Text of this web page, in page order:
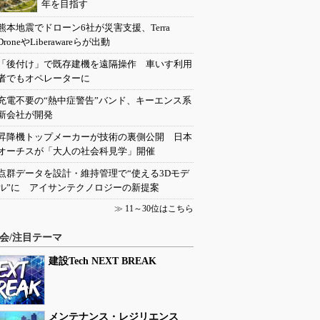
年を目指す
本地震でドローン6社が災害支援、Terra
やLiberawareらが出動
後付け」で既存建機を遠隔操作 車いす利用
でもオペレーターに
電不要の“熱中症警告”バンド、キーエンス系
会社が開発
降機トップメーカーが技術の裏側公開 日本
ーチスが「大人の社会科見学」開催
群データを設計・維持管理で“使える3Dモデ
”に アイサンテクノロジーの新提案
≫ 11～30位はこちら
/注目テーマ
建設Tech NEXT BREAK
メンテナンス・レジリエンス